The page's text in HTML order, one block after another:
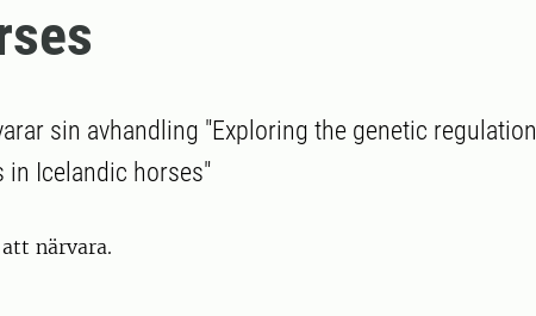
sin avhandling "Exploring the genetic regulation
Icelandic horses"
närvara.